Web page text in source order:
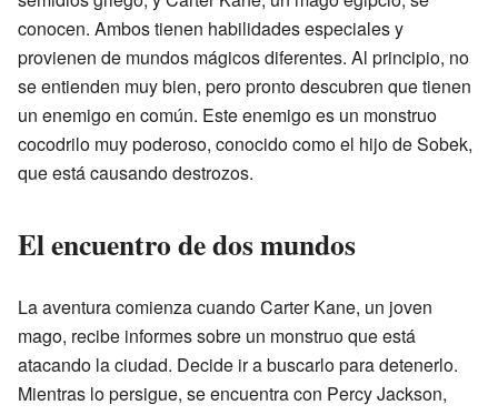
conocen. Ambos tienen habilidades especiales y
provienen de mundos mágicos diferentes. Al principio, no
se entienden muy bien, pero pronto descubren que tienen
un enemigo en común. Este enemigo es un monstruo
cocodrilo muy poderoso, conocido como el hijo de Sobek,
que está causando destrozos.
El encuentro de dos mundos
La aventura comienza cuando Carter Kane, un joven
mago, recibe informes sobre un monstruo que está
atacando la ciudad. Decide ir a buscarlo para detenerlo.
Mientras lo persigue, se encuentra con Percy Jackson,